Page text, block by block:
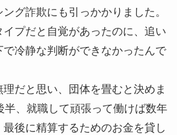
グ詐欺にも引っかかりました。
イプだと自覚があったのに、追い
冷静な判断ができなかったんで
だと思い、団体を畳むと決めま
半、就職して頑張って働けば数年
後に精算するためのお金を貸し